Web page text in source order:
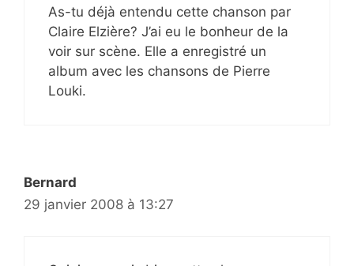
As-tu déjà entendu cette chanson par
Claire Elzière? J’ai eu le bonheur de la
voir sur scène. Elle a enregistré un
album avec les chansons de Pierre
Louki.
Bernard
29 janvier 2008 à 13:27